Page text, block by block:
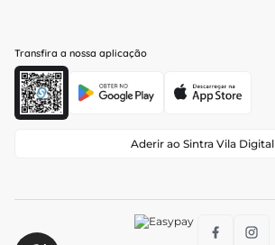
Transfira a nossa aplicação
Aderir ao Sintra Vila Digital